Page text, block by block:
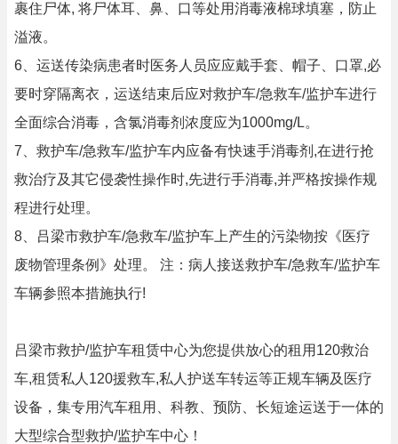
裹住尸体, 将尸体耳、鼻、口等处用消毒液棉球填塞，防止
溢液。
6、运送传染病患者时医务人员应应戴手套、帽子、口罩,必
要时穿隔离衣，运送结束后应对救护车/急救车/监护车进行
全面综合消毒，含氯消毒剂浓度应为1000mg/L。
7、救护车/急救车/监护车内应备有快速手消毒剂,在进行抢
救治疗及其它侵袭性操作时,先进行手消毒,并严格按操作规
程进行处理。
8、吕梁市救护车/急救车/监护车上产生的污染物按《医疗
废物管理条例》处理。 注：病人接送救护车/急救车/监护车
车辆参照本措施执行!
吕梁市救护/监护车租赁中心为您提供放心的租用120救治
车,租赁私人120援救车,私人护送车转运等正规车辆及医疗
设备，集专用汽车租用、科教、预防、长短途运送于一体的
大型综合型救护/监护车中心！